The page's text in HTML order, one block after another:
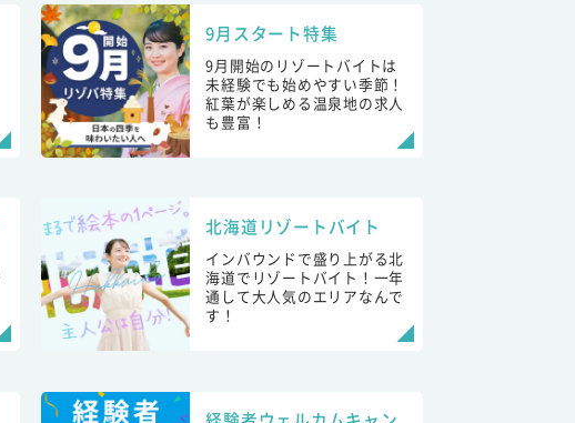
9月スタート特集
9月開始のリゾートバイトは
未経験でも始めやすい季節！
紅葉が楽しめる温泉地の求人
も豊富！
北海道リゾートバイト
インバウンドで盛り上がる北
海道でリゾートバイト！一年
通して大人気のエリアなんで
す！